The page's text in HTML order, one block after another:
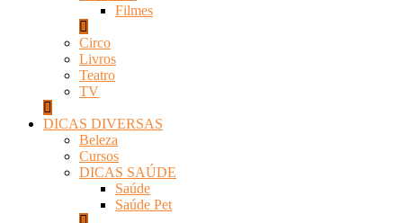
Filmes
Circo
Livros
Teatro
TV
DICAS DIVERSAS
Beleza
Cursos
DICAS SAÚDE
Saúde
Saúde Pet